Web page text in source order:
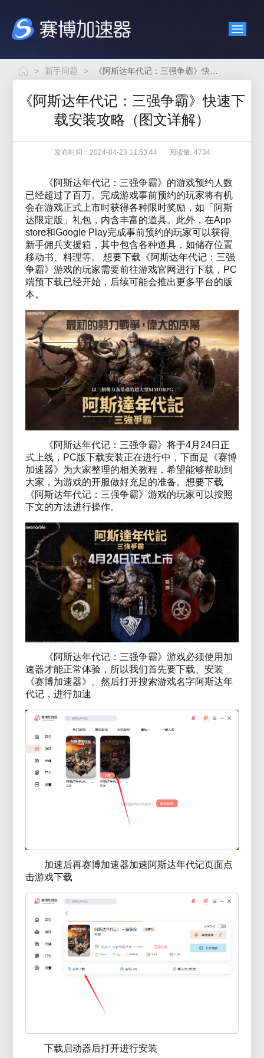
> 新手问题 >
《阿斯达年代记：三强争霸》快速下
载安装攻略（图文详解）
发布时间：2024-04-23 11:53:44 阅读量: 4734
《阿斯达年代记：三强争霸》的游戏预约人数
已经超过了百万。完成游戏事前预约的玩家将有机
会在游戏正式上市时获得各种限时奖励，如「阿斯
达限定版」礼包，内含丰富的道具。此外，在App
store和Google Play完成事前预约的玩家可以获得
新手佣兵支援箱，其中包含各种道具，如储存位置
移动书、料理等。 想要下载《阿斯达年代记：三强
争霸》游戏的玩家需要前往游戏官网进行下载，PC
端预下载已经开始，后续可能会推出更多平台的版
本。
《阿斯达年代记：三强争霸》将于4月24日正
式上线，PC版下载安装正在进行中，下面是《赛博
加速器》为大家整理的相关教程，希望能够帮助到
大家，为游戏的开服做好充足的准备。想要下载
《阿斯达年代记：三强争霸》游戏的玩家可以按照
下文的方法进行操作。
《阿斯达年代记：三强争霸》游戏必须使用加
速器才能正常体验，所以我们首先要下载、安装
《赛博加速器》。然后打开搜索游戏名字阿斯达年
代记，进行加速
加速后再赛博加速器加速阿斯达年代记页面点
击游戏下载
下载启动器后打开进行安装